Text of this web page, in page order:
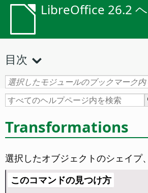
LibreOffice 26.2
目次
Transformations
選択したオブジェクトのシェイプ
このコマンドの見つけ方